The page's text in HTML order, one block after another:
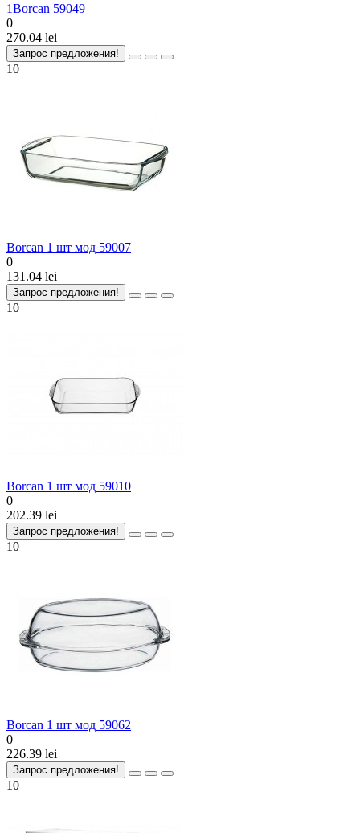
1Borcan 59049
0
270.04 lei
Запрос предложения!
10
Borcan 1 шт мод 59007
0
131.04 lei
Запрос предложения!
10
Borcan 1 шт мод 59010
0
202.39 lei
Запрос предложения!
10
Borcan 1 шт мод 59062
0
226.39 lei
Запрос предложения!
10